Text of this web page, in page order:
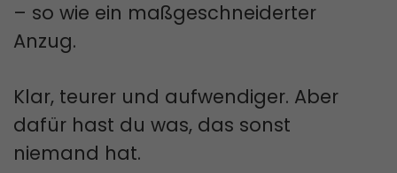
– so wie ein maßgeschneiderter
Anzug.
Klar, teurer und aufwendiger. Aber
dafür hast du was, das sonst
niemand hat.